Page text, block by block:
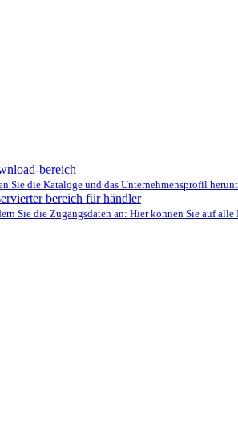
bereich
Sie die Kataloge und das Unternehmensprofil
bereich für händler
Sie die Zugangsdaten an: Hier können Sie auf